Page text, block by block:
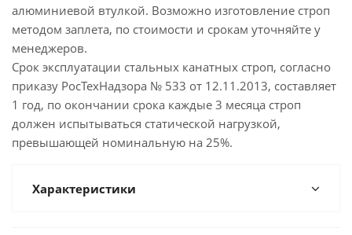
алюминиевой втулкой. Возможно изготовление строп
методом заплета, по стоимости и срокам уточняйте у
менеджеров.
Срок эксплуатации стальных канатных строп, согласно
приказу РосТехНадзора № 533 от 12.11.2013, составляет
1 год, по окончании срока каждые 3 месяца строп
должен испытываться статической нагрузкой,
превышающей номинальную на 25%.
Характеристики